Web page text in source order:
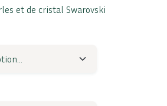
et de cristal Swarovski